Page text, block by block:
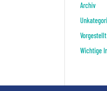
Archiv
Vorgestellt
Wichtige